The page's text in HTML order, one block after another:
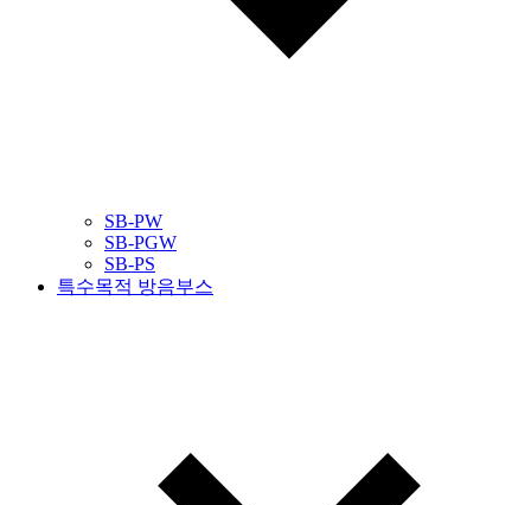
SB-PW
SB-PGW
SB-PS
특수목적 방음부스